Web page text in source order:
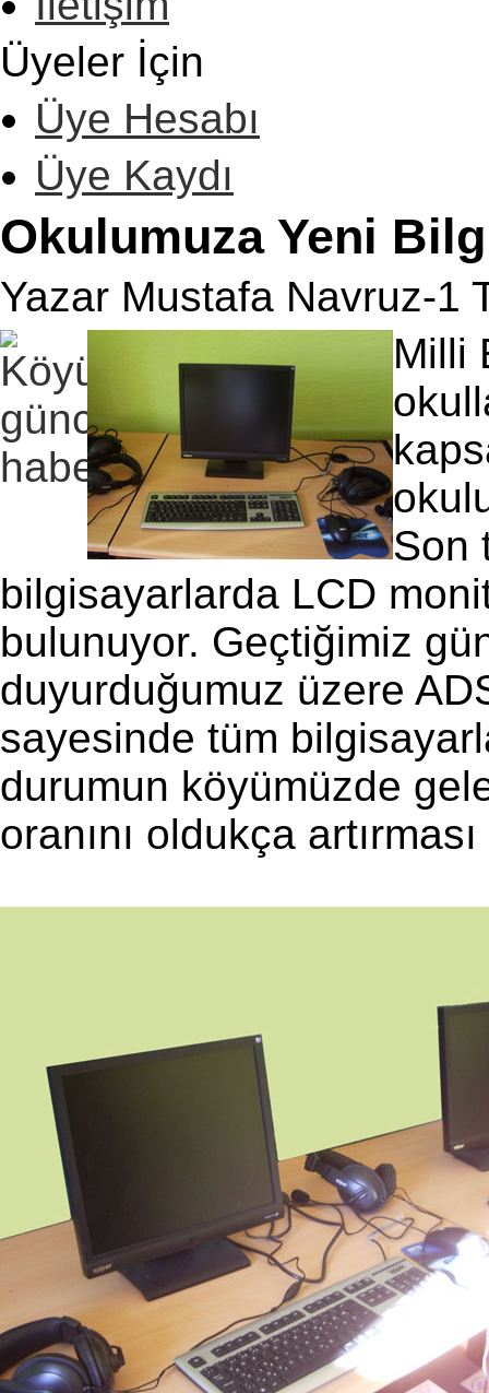
Üyeler İçin
Üye Hesabı
Üye Kaydı
Okulumuza Yeni
Yazar Mustafa Navruz-1
Milli
Son
bilgisayarlarda LCD
bulunuyor. Geçtiğimiz
duyurduğumuz üzere
sayesinde tüm
durumun köyümüzde
oranını oldukça